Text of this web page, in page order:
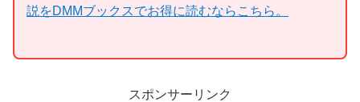
説をDMMブックスでお得に読むならこちら。
スポンサーリンク